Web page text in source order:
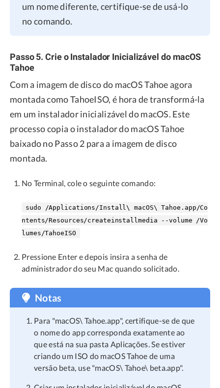
um nome diferente, certifique-se de usá-lo
no comando.
Passo 5. Crie o Instalador Inicializável do macOS
Tahoe
Com a imagem de disco do macOS Tahoe agora
montada como TahoeISO, é hora de transformá-la
em um instalador inicializável do macOS. Este
processo copia o instalador do macOS Tahoe
baixado no Passo 2 para a imagem de disco
montada.
No Terminal, cole o seguinte comando:
sudo /Applications/Install\ macOS\ Tahoe.app/Co
ntents/Resources/createinstallmedia --volume /Vo
lumes/TahoeISO
Pressione Enter e depois insira a senha de
administrador do seu Mac quando solicitado.
Notas
Para "macOS\ Tahoe.app", certifique-se de que
o nome do app corresponda exatamente ao
que está na sua pasta Aplicações. Se estiver
criando um ISO do macOS Tahoe de uma
versão beta, use "macOS\ Tahoe\ beta.app".